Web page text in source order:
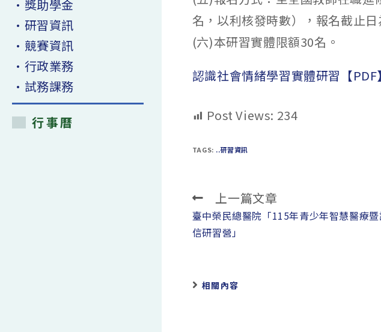
名，以利核發時數），報名截止
(六)本研習實體限額30名。
認識社會情緒學習實體研習【PDF】
Post Views: 234
TAGS: ..研習資訊
Read
more
articles
上一篇文章
臺中榮民總醫院「115年青少年智慧醫療
信研習營」
相關內容
•獎助學金
•研習資訊
•競賽資訊
•行政業務
•試務課務
行事曆